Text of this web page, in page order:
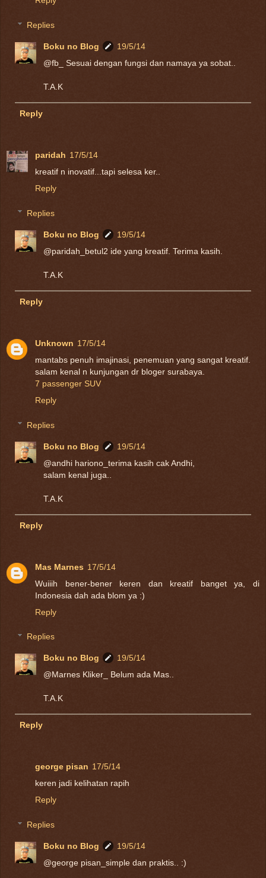
Replies
Boku no Blog
19/5/14
@fb_ Sesuai dengan fungsi dan namaya ya sobat..
T.A.K
Reply
paridah 17/5/14
kreatif n inovatif...tapi selesa ker..
Reply
Replies
Boku no Blog
19/5/14
@paridah_betul2 ide yang kreatif. Terima kasih.
T.A.K
Reply
Unknown 17/5/14
mantabs penuh imajinasi, penemuan yang sangat kreatif.
salam kenal n kunjungan dr bloger surabaya.
7 passenger SUV
Reply
Replies
Boku no Blog
19/5/14
@andhi hariono_terima kasih cak Andhi,
salam kenal juga..
T.A.K
Reply
Mas Marnes 17/5/14
Wuiiih bener-bener keren dan kreatif banget ya, di
Indonesia dah ada blom ya :)
Reply
Replies
Boku no Blog
19/5/14
@Marnes Kliker_ Belum ada Mas..
T.A.K
Reply
george pisan 17/5/14
keren jadi kelihatan rapih
Reply
Replies
Boku no Blog
19/5/14
@george pisan_simple dan praktis.. :)